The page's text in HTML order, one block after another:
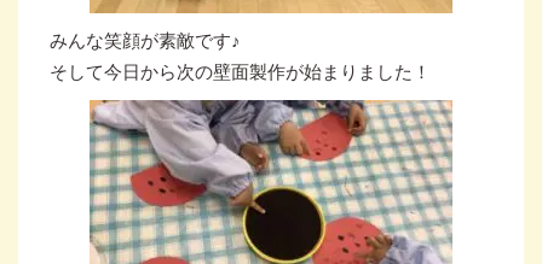
みんな笑顔が素敵です♪
そして今日から次の壁面製作が始まりました！